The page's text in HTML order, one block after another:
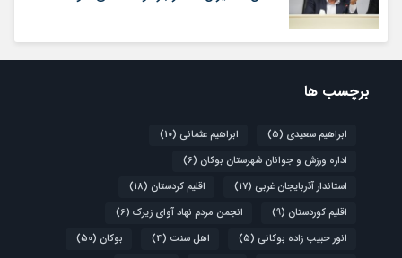
برچسب ها
ابراهیم سعیدی (5) ابراهیم عثمانی (10)
اداره ورزش و جوانان شهرستان بوکان (6)
استاندار آذربایجان غربی (17) اقلیم کردستان (18)
اقلیم کوردستان (9) انجمن مردم نهاد آوای زیرک (6)
انور حبیب زاده بوکانی (5) اهل سنت (4) بوکان (50)